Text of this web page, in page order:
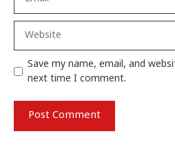
Save my name, email, and
next time I comment.